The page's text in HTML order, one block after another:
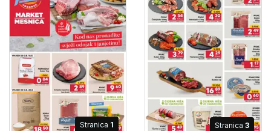
Stranica 1 Stranica 3